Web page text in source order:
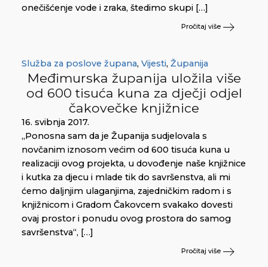
onečišćenje vode i zraka, štedimo skupi […]
Pročitaj više
Služba za poslove župana, Vijesti, Županija
Međimurska županija uložila više
od 600 tisuća kuna za dječji odjel
čakovečke knjižnice
16. svibnja 2017.
„Ponosna sam da je Županija sudjelovala s
novčanim iznosom većim od 600 tisuća kuna u
realizaciji ovog projekta, u dovođenje naše knjižnice
i kutka za djecu i mlade tik do savršenstva, ali mi
ćemo daljnjim ulaganjima, zajedničkim radom i s
knjižnicom i Gradom Čakovcem svakako dovesti
ovaj prostor i ponudu ovog prostora do samog
savršenstva“, […]
Pročitaj više